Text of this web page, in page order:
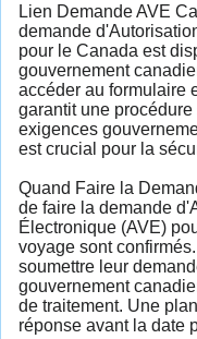
Lien Demande AVE
demande
pour le Canada est
gouvernement
accéder au formulaire
garantit une
exigences
est crucial pour la
Quand Faire la
de faire la demande
Électronique (AVE)
voyage sont
soumettre leur
gouvernement
de traitement. Une
réponse avant la date